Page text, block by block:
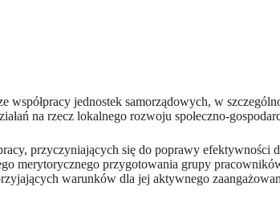
współpracy jednostek samorządowych, w
na rzecz lokalnego rozwoju społeczno-
przyczyniających się do poprawy
merytorycznego przygotowania grupy
warunków dla jej aktywnego